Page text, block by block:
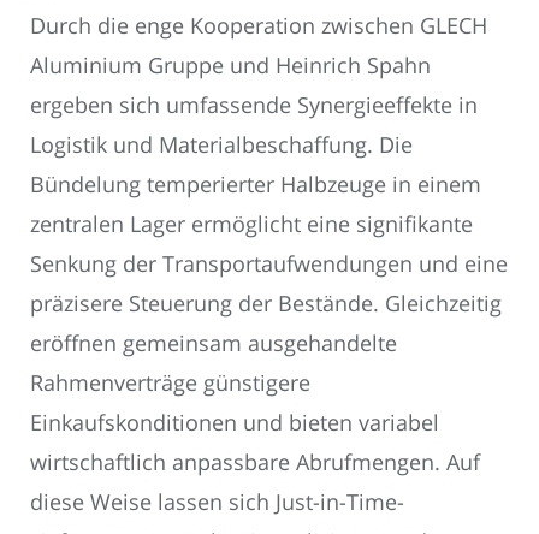
Durch die enge Kooperation zwischen GLECH
Aluminium Gruppe und Heinrich Spahn
ergeben sich umfassende Synergieeffekte in
Logistik und Materialbeschaffung. Die
Bündelung temperierter Halbzeuge in einem
zentralen Lager ermöglicht eine signifikante
Senkung der Transportaufwendungen und eine
präzisere Steuerung der Bestände. Gleichzeitig
eröffnen gemeinsam ausgehandelte
Rahmenverträge günstigere
Einkaufskonditionen und bieten variabel
wirtschaftlich anpassbare Abrufmengen. Auf
diese Weise lassen sich Just-in-Time-